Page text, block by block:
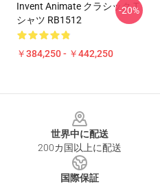
Invent Animate クラシック T
シャツ RB1512
￥384,250 - ￥442,250
-20%
世界中に配送
200カ国以上に配送
国際保証